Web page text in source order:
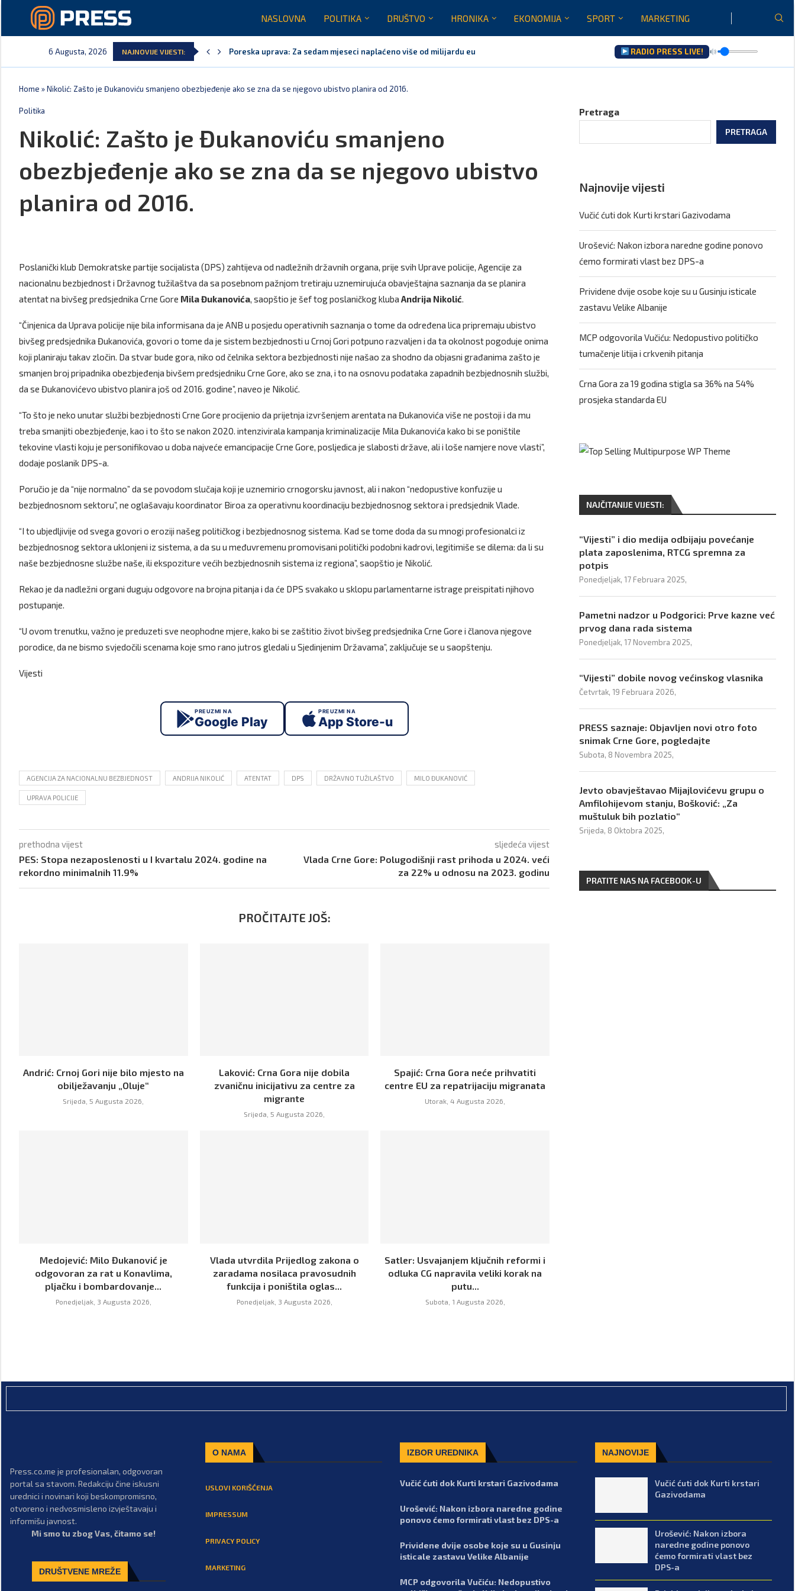
NASLOVNA POLITIKA DRUŠTVO HRONIKA EKONOMIJA SPORT MARKETING
6 Augusta, 2026 NAJNOVIJE VIJESTI:
Poreska uprava: Za sedam mjeseci naplaćeno više od milijardu eura bruto...
Laković: Crna Gora nije dobila zvaničnu inicijativu za centre za migrante
Crna Gora neće biti domaćin migrantskih centara
Aerodromi Crne Gore za sedam mjeseci opslužili dva miliona putnika
EPCG: Sistem stabilan, Termoelektrana Pljevlja ponovo u pogonu od danas
Spajić: Crna Gora neće prihvatiti centre EU za repatrijaciju migranata
RADIO PRESS LIVE!
Home »Nikolić: Zašto je Đukanoviću smanjeno obezbjeđenje ako se zna da se njegovo ubistvo planira od 2016.
Politika
Nikolić: Zašto je Đukanoviću smanjeno
obezbjeđenje ako se zna da se njegovo ubistvo
planira od 2016.
Poslanički klub Demokratske partije socijalista (DPS) zahtijeva od nadležnih državnih organa, prije svih Uprave policije, Agencije za
nacionalnu bezbjednost i Državnog tužilaštva da sa posebnom pažnjom tretiraju uznemirujuća obavještajna saznanja da se planira
atentat na bivšeg predsjednika Crne Gore Mila Đukanovića, saopštio je šef tog poslaničkog kluba Andrija Nikolić.
“Činjenica da Uprava policije nije bila informisana da je ANB u posjedu operativnih saznanja o tome da određena lica pripremaju ubistvo
bivšeg predsjednika Đukanovića, govori o tome da je sistem bezbjednosti u Crnoj Gori potpuno razvaljen i da ta okolnost pogoduje onima
koji planiraju takav zločin. Da stvar bude gora, niko od čelnika sektora bezbjednosti nije našao za shodno da objasni građanima zašto je
smanjen broj pripadnika obezbjeđenja bivšem predsjedniku Crne Gore, ako se zna, i to na osnovu podataka zapadnih bezbjednosnih službi,
da se Đukanovićevo ubistvo planira još od 2016. godine”, naveo je Nikolić.
“To što je neko unutar službi bezbjednosti Crne Gore procijenio da prijetnja izvršenjem arentata na Đukanovića više ne postoji i da mu
treba smanjiti obezbjeđenje, kao i to što se nakon 2020. intenzivirala kampanja kriminalizacije Mila Đukanovića kako bi se poništile
tekovine vlasti koju je personifikovao u doba najveće emancipacije Crne Gore, posljedica je slabosti države, ali i loše namjere nove vlasti”,
dodaje poslanik DPS-a.
Poručio je da “nije normalno” da se povodom slučaja koji je uznemirio crnogorsku javnost, ali i nakon “nedopustive konfuzije u
bezbjednosnom sektoru”, ne oglašavaju koordinator Biroa za operativnu koordinaciju bezbjednosnog sektora i predsjednik Vlade.
“I to ubjedljivije od svega govori o eroziji našeg političkog i bezbjednosnog sistema. Kad se tome doda da su mnogi profesionalci iz
bezbjednosnog sektora uklonjeni iz sistema, a da su u međuvremenu promovisani politički podobni kadrovi, legitimiše se dilema: da li su
naše bezbjednosne službe naše, ili ekspoziture većih bezbjednosnih sistema iz regiona”, saopštio je Nikolić.
Rekao je da nadležni organi duguju odgovore na brojna pitanja i da će DPS svakako u sklopu parlamentarne istrage preispitati njihovo
postupanje.
“U ovom trenutku, važno je preduzeti sve neophodne mjere, kako bi se zaštitio život bivšeg predsjednika Crne Gore i članova njegove
porodice, da ne bismo svjedočili scenama koje smo rano jutros gledali u Sjedinjenim Državama”, zaključuje se u saopštenju.
Vijesti
PREUZMI NA
Google Play
PREUZMI NA
App Store-u
AGENCIJA ZA NACIONALNU BEZBJEDNOST ANDRIJA NIKOLIĆ ATENTAT DPS DRŽAVNO TUŽILAŠTVO MILO ĐUKANOVIĆ
UPRAVA POLICIJE
prethodna vijest
PES: Stopa nezaposlenosti u I kvartalu 2024. godine na
rekordno minimalnih 11.9%
sljedeća vijest
Vlada Crne Gore: Polugodišnji rast prihoda u 2024. veći
za 22% u odnosu na 2023. godinu
PROČITAJTE JOŠ:
Andrić: Crnoj Gori nije bilo mjesto na
obilježavanju „Oluje“
Srijeda, 5 Augusta 2026,
Laković: Crna Gora nije dobila
zvaničnu inicijativu za centre za
migrante
Srijeda, 5 Augusta 2026,
Spajić: Crna Gora neće prihvatiti
centre EU za repatrijaciju migranata
Utorak, 4 Augusta 2026,
Medojević: Milo Đukanović je
odgovoran za rat u Konavlima,
pljačku i bombardovanje...
Ponedjeljak, 3 Augusta 2026,
Vlada utvrdila Prijedlog zakona o
zaradama nosilaca pravosudnih
funkcija i poništila oglas...
Ponedjeljak, 3 Augusta 2026,
Satler: Usvajanjem ključnih reformi i
odluka CG napravila veliki korak na
putu...
Subota, 1 Augusta 2026,
Pretraga
PRETRAGA
Najnovije vijesti
Vučić ćuti dok Kurti krstari Gazivodama
Urošević: Nakon izbora naredne godine ponovo
ćemo formirati vlast bez DPS-a
Prividene dvije osobe koje su u Gusinju isticale
zastavu Velike Albanije
MCP odgovorila Vučiću: Nedopustivo političko
tumačenje litija i crkvenih pitanja
Crna Gora za 19 godina stigla sa 36% na 54%
prosjeka standarda EU
NAJČITANIJE VIJESTI:
“Vijesti” i dio medija odbijaju povećanje
plata zaposlenima, RTCG spremna za
potpis
Ponedjeljak, 17 Februara 2025,
Pametni nadzor u Podgorici: Prve kazne već
prvog dana rada sistema
Ponedjeljak, 17 Novembra 2025,
“Vijesti” dobile novog većinskog vlasnika
Četvrtak, 19 Februara 2026,
PRESS saznaje: Objavljen novi otro foto
snimak Crne Gore, pogledajte
Subota, 8 Novembra 2025,
Jevto obavještavao Mijajlovićevu grupu o
Amfilohijevom stanju, Bošković: „Za
muštuluk bih pozlatio“
Srijeda, 8 Oktobra 2025,
PRATITE NAS NA FACEBOOK-U
Press.co.me je profesionalan, odgovoran
portal sa stavom. Redakciju čine iskusni
urednici i novinari koji beskompromisno,
otvoreno i nedvosmisleno izvještavaju i
informišu javnost.
Mi smo tu zbog Vas, čitamo se!
DRUŠTVENE MREŽE
O NAMA
USLOVI KORIŠĆENJA
IMPRESSUM
PRIVACY POLICY
MARKETING
IZBOR UREDNIKA
Vučić ćuti dok Kurti krstari Gazivodama
Urošević: Nakon izbora naredne godine
ponovo ćemo formirati vlast bez DPS-a
Prividene dvije osobe koje su u Gusinju
isticale zastavu Velike Albanije
MCP odgovorila Vučiću: Nedopustivo
NAJNOVIJE
Vučić ćuti dok Kurti krstari
Gazivodama
Urošević: Nakon izbora
naredne godine ponovo
ćemo formirati vlast bez
DPS-a